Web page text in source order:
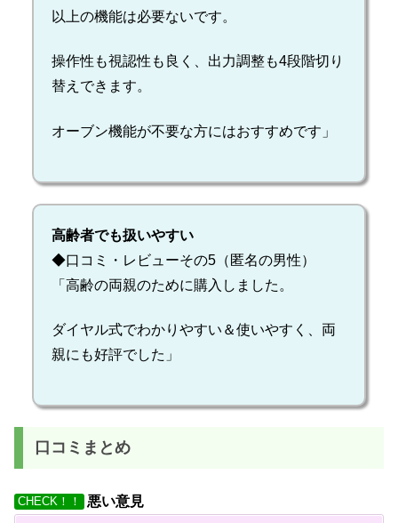
以上の機能は必要ないです。
操作性も視認性も良く、出力調整も4段階切り
替えできます。
オーブン機能が不要な方にはおすすめです」
高齢者でも扱いやすい
◆口コミ・レビューその5（匿名の男性）
「高齢の両親のために購入しました。
ダイヤル式でわかりやすい＆使いやすく、両
親にも好評でした」
口コミまとめ
CHECK！！ 悪い意見